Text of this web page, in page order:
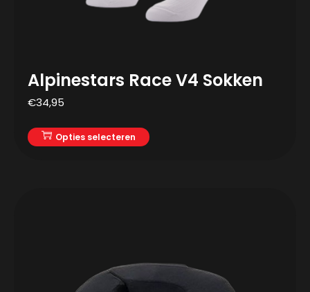
Alpinestars Race V4 Sokken
€34,95
Opties selecteren